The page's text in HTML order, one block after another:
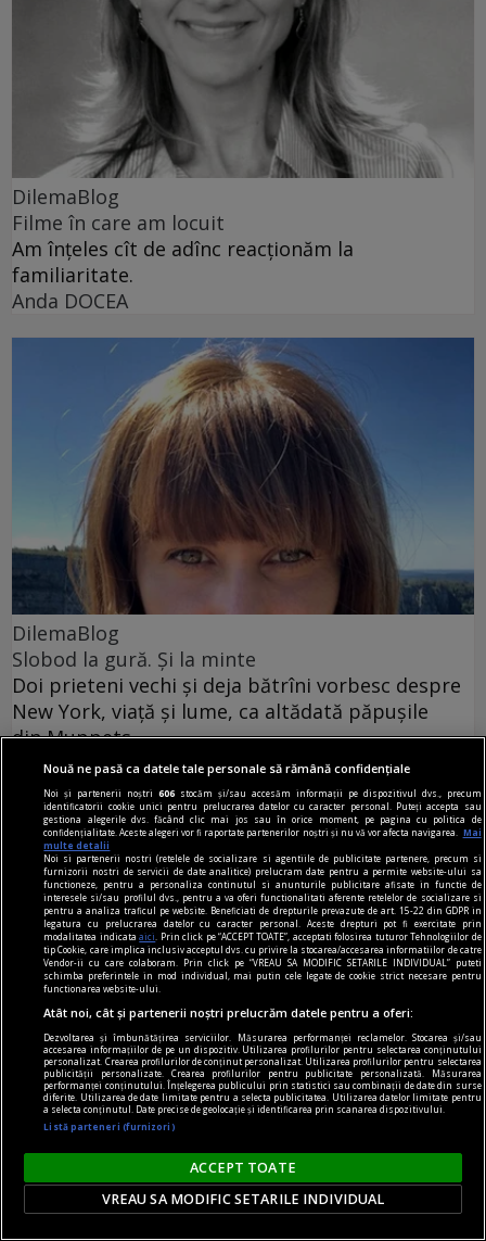
DilemaBlog
Filme în care am locuit
Am înțeles cît de adînc reacționăm la
familiaritate.
Anda DOCEA
DilemaBlog
Slobod la gură. Și la minte
Doi prieteni vechi și deja bătrîni vorbesc despre
New York, viață și lume, ca altădată păpușile
din Muppets.
Ana Maria SANDU
DilemaBlog
Puterea televizorului
Nemulțumirile au săpat adînc și discursul
apocaliptic de la tv le-a alimentat decenii la rînd.
Ana Maria SANDU
Nouă ne pasă ca datele tale personale să rămână confidențiale
Noi și partenerii noștri606 stocăm și/sau accesăm informații pe dispozitivul dvs., precum
identificatorii cookie unici pentru prelucrarea datelor cu caracter personal. Puteți accepta sau
gestiona alegerile dvs. făcând clic mai jos sau în orice moment, pe pagina cu politica de
confidențialitate. Aceste alegeri vor fi raportate partenerilor noștri și nu vă vor afecta navigarea.
Mai
multe detalii
Noi si partenerii nostri (retelele de socializare si agentiile de publicitate partenere, precum si
furnizorii nostri de servicii de date analitice) prelucram date pentru a permite website-ului sa
functioneze, pentru a personaliza continutul si anunturile publicitare afisate in functie de
interesele si/sau profilul dvs., pentru a va oferi functionalitati aferente retelelor de socializare si
pentru a analiza traficul pe website. Beneficiati de drepturile prevazute de art. 15-22 din GDPR in
legatura cu prelucrarea datelor cu caracter personal. Aceste drepturi pot fi exercitate prin
modalitatea indicataaici
. Prin click pe “ACCEPT TOATE”, acceptati folosirea tuturor Tehnologiilor de
tip Cookie, care implica inclusiv acceptul dvs. cu privire la stocarea/accesarea informatiilor de catre
Vendor-ii cu care colaboram. Prin click pe “VREAU SA MODIFIC SETARILE INDIVIDUAL” puteti
schimba preferintele in mod individual, mai putin cele legate de cookie strict necesare pentru
functionarea website-ului.
Atât noi, cât și partenerii noștri prelucrăm datele pentru a oferi:
Dezvoltarea și îmbunătățirea serviciilor. Măsurarea performanței reclamelor. Stocarea și/sau
accesarea informațiilor de pe un dispozitiv. Utilizarea profilurilor pentru selectarea conținutului
personalizat. Crearea profilurilor de conținut personalizat. Utilizarea profilurilor pentru selectarea
publicității personalizate. Crearea profilurilor pentru publicitate personalizată. Măsurarea
performanței conținutului. Înțelegerea publicului prin statistici sau combinații de date din surse
diferite. Utilizarea de date limitate pentru a selecta publicitatea. Utilizarea datelor limitate pentru
a selecta conținutul. Date precise de geolocație și identificarea prin scanarea dispozitivului.
Listă parteneri (furnizori)
ACCEPT TOATE
VREAU SA MODIFIC SETARILE INDIVIDUAL